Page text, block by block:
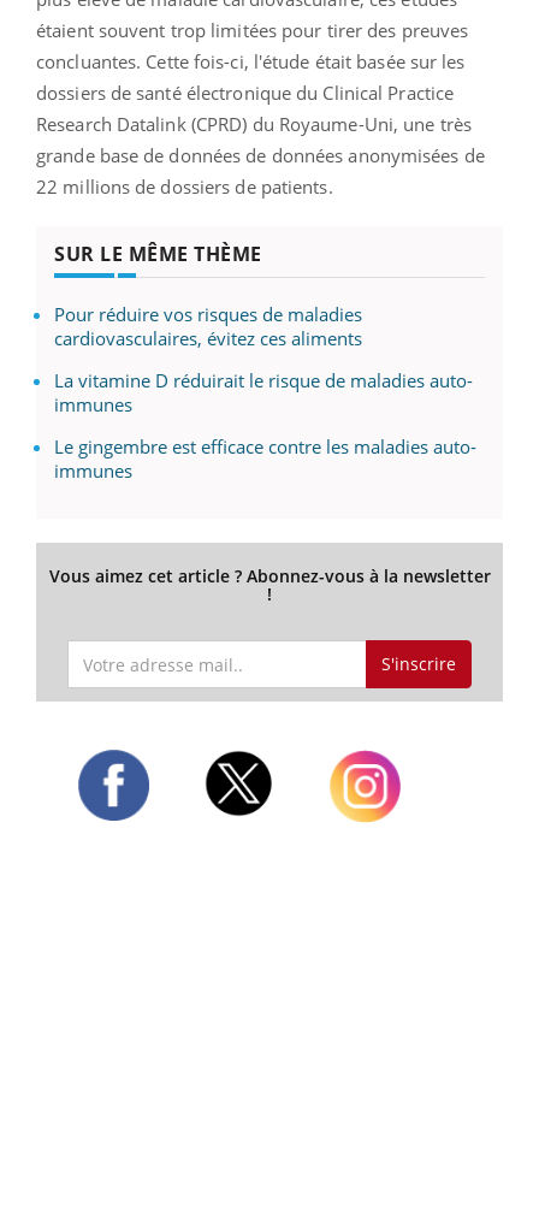
étaient souvent trop limitées pour tirer des preuves
concluantes. Cette fois-ci, l'étude était basée sur les
dossiers de santé électronique du Clinical Practice
Research Datalink (CPRD) du Royaume-Uni, une très
grande base de données de données anonymisées de
22 millions de dossiers de patients.
SUR LE MÊME THÈME
Pour réduire vos risques de maladies
cardiovasculaires, évitez ces aliments
La vitamine D réduirait le risque de maladies auto-
immunes
Le gingembre est efficace contre les maladies auto-
immunes
Vous aimez cet article ? Abonnez-vous à la newsletter
!
S'inscrire